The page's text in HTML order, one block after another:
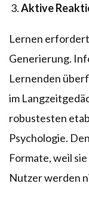
Aktive
Lernen
Generierung.
Lernenden
im
robustesten
Psychologie.
Formate, weil
Nutzer werden